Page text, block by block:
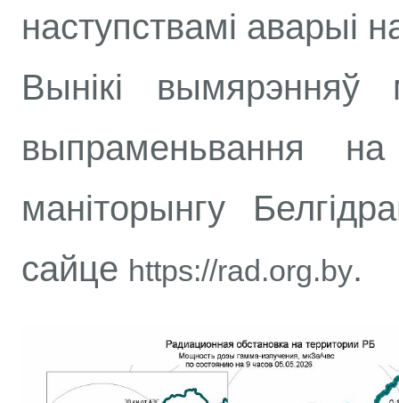
наступствамі
Вынікі вымярэнняў
выпраменьвання
маніторынгу
сайце https://rad.org.by.